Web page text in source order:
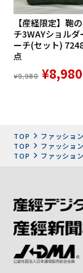
【産経限定】鞄
チ3WAYショル
ーチ(セット)
点
¥9,980 ¥8,980
TOP ファッショ
TOP
ファッショ
TOP
ファッショ